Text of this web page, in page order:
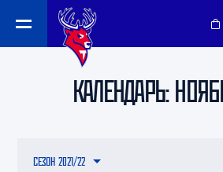
КАЛЕНДАРЬ:
СЕЗОН 2021/22